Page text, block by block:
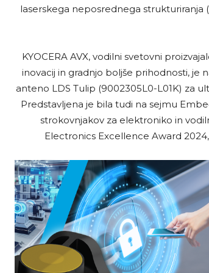
laserskega neposrednega strukturiranja
KYOCERA AVX, vodilni svetovni
inovacij in gradnjo boljše prihodnosti,
anteno LDS Tulip (9002305L0-L01K) za
Predstavljena je bila tudi na sejmu
strokovnjakov za elektroniko in
Electronics Excellence Award